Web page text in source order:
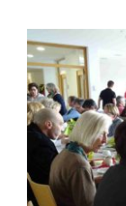
Zeige
grösseres
Bild